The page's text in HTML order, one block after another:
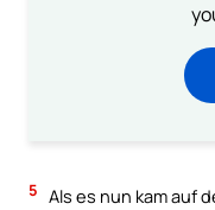
5 Als es nun kam auf